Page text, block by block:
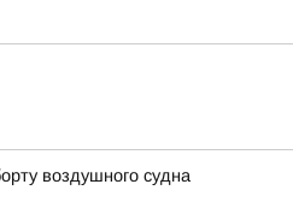
воздушного судна